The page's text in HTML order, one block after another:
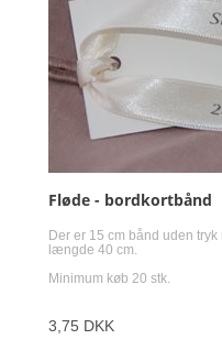
Fløde - bordkortbånd
Der er 15 cm bånd uden
længde 40 cm.
Minimum køb 20 stk.
3,75 DKK